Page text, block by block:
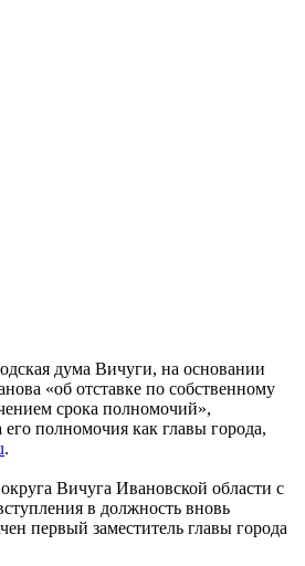
дума Вичуги, на основании
«об отставке по собственному
срока полномочий»,
полномочия как главы города,
.
Вичуга Ивановской области с
в должность вновь
первый заместитель главы города